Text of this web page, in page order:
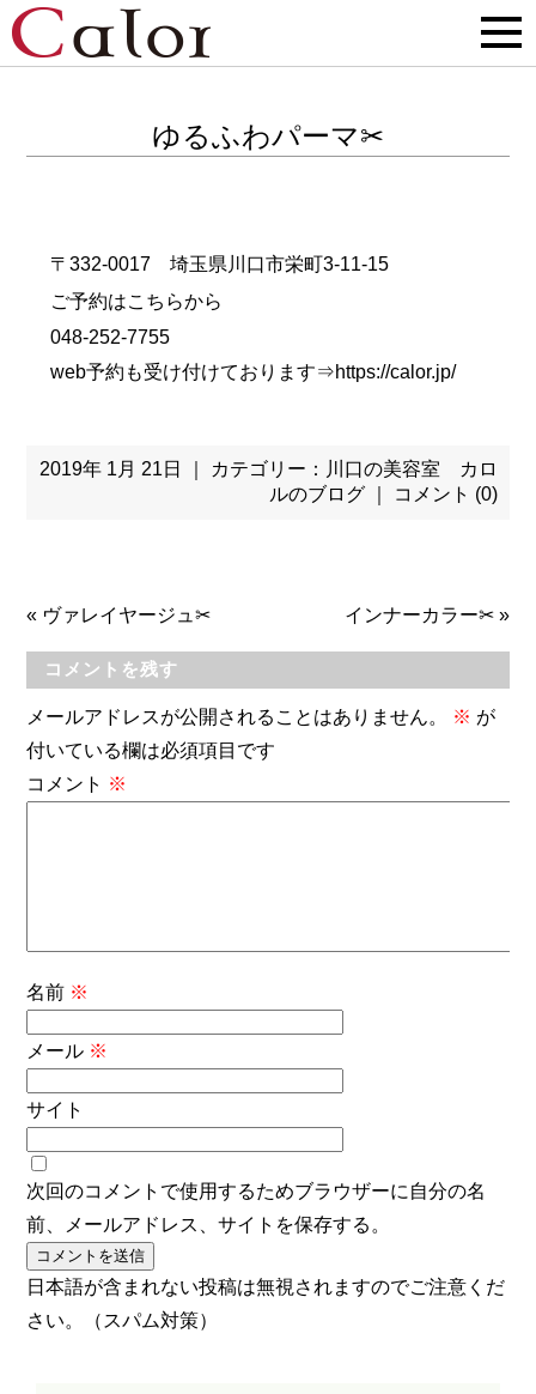
ゆるふわパーマ✂
〒332-0017 埼玉県川口市栄町3-11-15
ご予約はこちらから
048-252-7755
web予約も受け付けております⇒https://calor.jp/
2019年 1月 21日 ｜ カテゴリー： 川口の美容室 カロ
ルのブログ｜ コメント (0)
« ヴァレイヤージュ✂ インナーカラー✂»
コメントを残す
メールアドレスが公開されることはありません。 ※ が
付いている欄は必須項目です
コメント ※
名前 ※
メール ※
サイト
次回のコメントで使用するためブラウザーに自分の名
前、メールアドレス、サイトを保存する。
日本語が含まれない投稿は無視されますのでご注意くだ
さい。（スパム対策）